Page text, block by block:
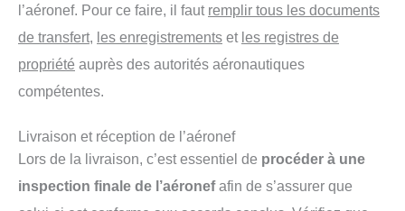
l’aéronef. Pour ce faire, il faut remplir tous les documents
de transfert, les enregistrements et les registres de
propriété auprès des autorités aéronautiques
compétentes.
Livraison et réception de l’aéronef
Lors de la livraison, c’est essentiel de procéder à une
inspection finale de l’aéronefafin de s’assurer que